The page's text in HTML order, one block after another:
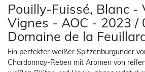
Pouilly-Fuissé, Blanc -
Vignes - AOC - 2023 /
Domaine de la
Ein perfekter weißer Spitzenburgunder
Chardonnay-Reben mit Aromen von